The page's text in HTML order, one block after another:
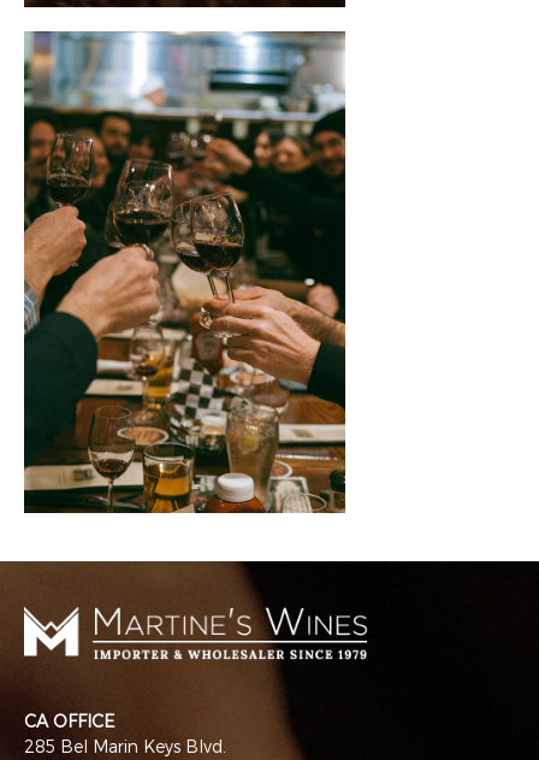
CA OFFICE
285 Bel Marin Keys Blvd.